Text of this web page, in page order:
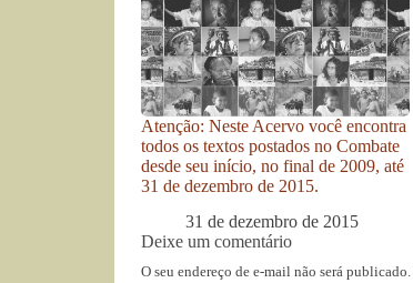
Atenção: Neste Acervo você encontra
todos os textos postados no Combate
desde seu início, no final de 2009, até
31 de dezembro de 2015.
31 de dezembro de 2015
Deixe um comentário
O seu endereço de e-mail não será publicado.